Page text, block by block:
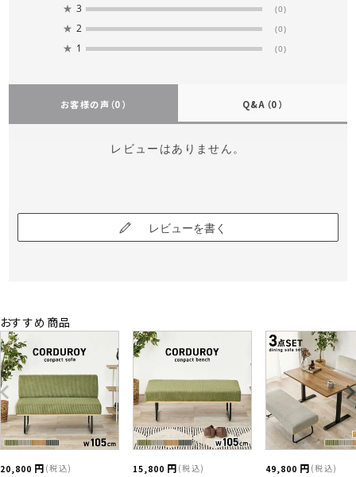
★ 3 (0)
★ 2 (0)
★ 1 (0)
お客様の声 （0） Q&A （0）
レビューはありません。
レビューを書く
おすすめ商品
20,800 税込 15,800 税込 49,800 税込